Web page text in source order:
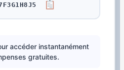
accéder instantanément
gratuites.